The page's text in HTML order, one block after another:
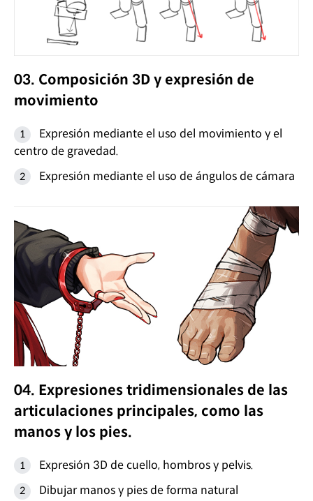
03. Composición 3D y expresión de
movimiento
Expresión mediante el uso del movimiento y el
centro de gravedad.
Expresión mediante el uso de ángulos de cámara
04. Expresiones tridimensionales de las
articulaciones principales, como las
manos y los pies.
Expresión 3D de cuello, hombros y pelvis.
Dibujar manos y pies de forma natural